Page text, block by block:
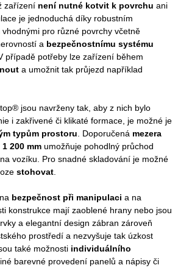
zařízení není nutné kotvit k povrchu ani
je jednoduchá díky robustním
vhodnými pro různé povrchy včetně
a bezpečnostnímu systému
případě potřeby lze zařízení během
a umožnit tak průjezd například
jsou navrženy tak, aby z nich bylo
i zakřivené či klikaté formace, je možné je
typům prostoru . Doporučená mezera
200 mm umožňuje pohodlný průchod
vozíku. Pro snadné skladování je možné
stohovat
bezpečnost při manipulaci a na
konstrukce mají zaoblené hrany nebo jsou
a elegantní design zábran zároveň
prostředí a nezvyšuje tak úzkost
také možnosti individuálního
barevné provedení panelů a nápisy či